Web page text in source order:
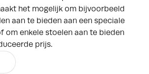
het mogelijk om bijvoorbeeld
aan te bieden aan een speciale
om enkele stoelen aan te bieden
prijs.